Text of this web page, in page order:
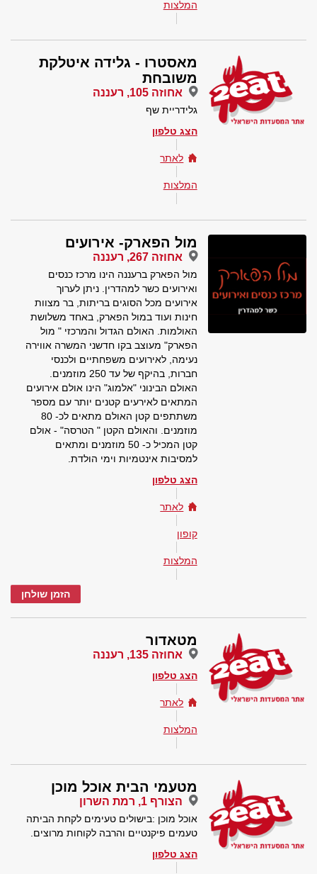
המלצות
מאסטרו - גלידה איטלקת
משובחת
אחוזה 105, רעננה
גלידריית שף
הצג טלפון
לאתר
המלצות
מול הפארק- אירועים
אחוזה 267, רעננה
מול הפארק ברעננה הינו מרכז כנסים
ואירועים כשר למהדרין. ניתן לערוך
אירועים מכל הסוגים בריתות, בר מצוות
חינות ועוד במול הפארק, באחד משלושת
האולמות. האולם הגדול והמרכזי " מול
הפארק" מעוצב בקו חדשני המשרה אווירה
נעימה, לאירועים משפחתיים ולכנסי
חברות, בהיקף של עד 250 מוזמנים.
האולם הבינוני "אלמוג" הינו אולם אירועים
המתאים לאירעים קטנים יותר עם מספר
משתתפים קטן האולם מתאים לכ- 80
מוזמנים. והאולם הקטן " הטרסה" - אולם
קטן המכיל כ- 50 מוזמנים ומתאים
למסיבות אינטמיות וימי הולדת.
הצג טלפון
לאתר
קופון
המלצות
הזמן שולחן
מטאדור
אחוזה 135, רעננה
הצג טלפון
לאתר
המלצות
מטעמי הבית אוכל מוכן
הצורף 1, רמת השרון
אוכל מוכן :בישולים טעימים לקחת הביתה
טעמים פיקנטיים והרבה לקוחות מרוצים.
הצג טלפון